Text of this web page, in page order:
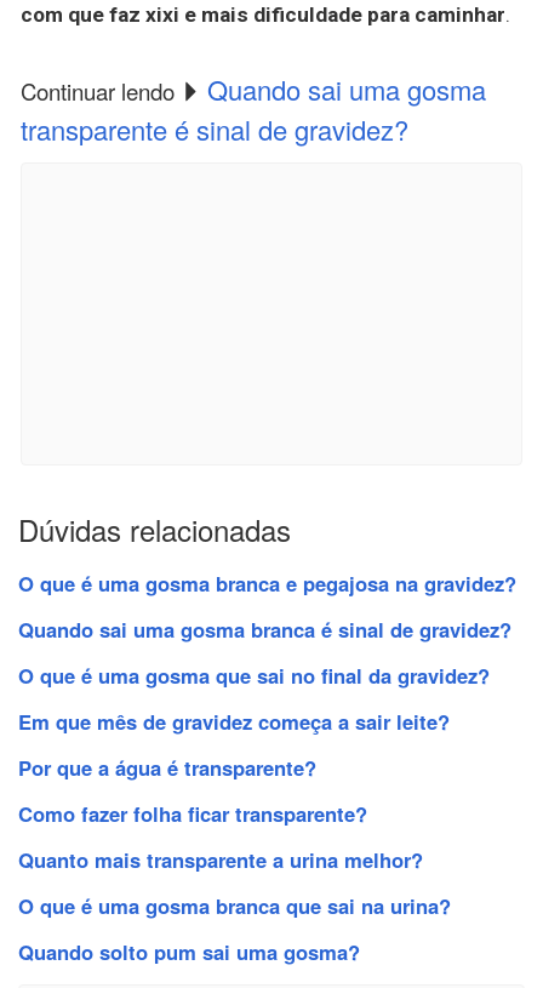
com que faz xixi e mais dificuldade para caminhar.
Continuar lendo
Quando sai uma gosma
transparente é sinal de gravidez?
Dúvidas relacionadas
O que é uma gosma branca e pegajosa na gravidez?
Quando sai uma gosma branca é sinal de gravidez?
O que é uma gosma que sai no final da gravidez?
Em que mês de gravidez começa a sair leite?
Por que a água é transparente?
Como fazer folha ficar transparente?
Quanto mais transparente a urina melhor?
O que é uma gosma branca que sai na urina?
Quando solto pum sai uma gosma?